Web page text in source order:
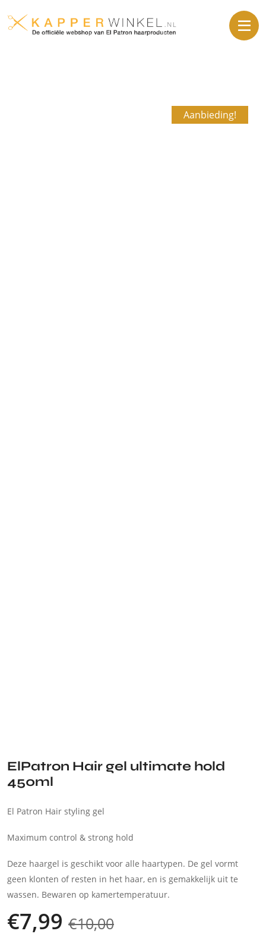
Aanbieding!
ElPatron Hair gel ultimate hold
450ml
El Patron Hair styling gel
Maximum control & strong hold
Deze haargel is geschikt voor alle haartypen. De gel vormt
geen klonten of resten in het haar, en is gemakkelijk uit te
wassen. Bewaren op kamertemperatuur.
€7,99 €10,00